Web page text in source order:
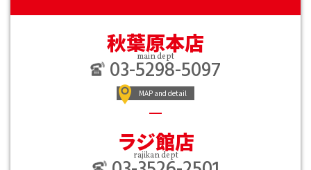
秋葉原本店
main dept
03-5298-5097
MAP and detail
ラジ館店
rajikan dept